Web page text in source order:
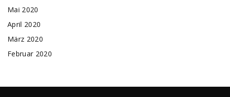
Mai 2020
April 2020
März 2020
Februar 2020